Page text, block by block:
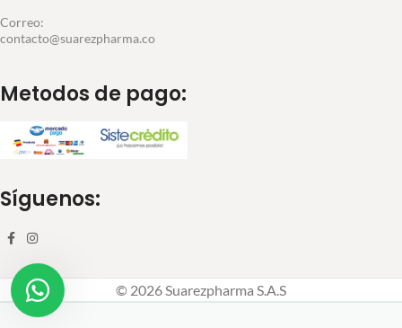
Correo:
contacto@suarezpharma.co
Metodos de pago:
Síguenos:
© 2026 Suarezpharma S.A.S